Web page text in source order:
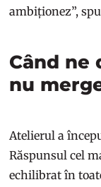
ambiționez”,
Când ne
nu
Atelierul a
Răspunsul cel
echilibrat în